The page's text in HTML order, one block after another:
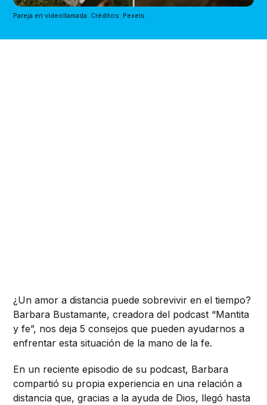
Pareja en videollamada. Créditos: Pexels
¿Un amor a distancia puede sobrevivir en el tiempo?
Barbara Bustamante, creadora del podcast “Mantita
y fe”, nos deja 5 consejos que pueden ayudarnos a
enfrentar esta situación de la mano de la fe.
En un reciente episodio de su podcast, Barbara
compartió su propia experiencia en una relación a
distancia que, gracias a la ayuda de Dios, llegó hasta